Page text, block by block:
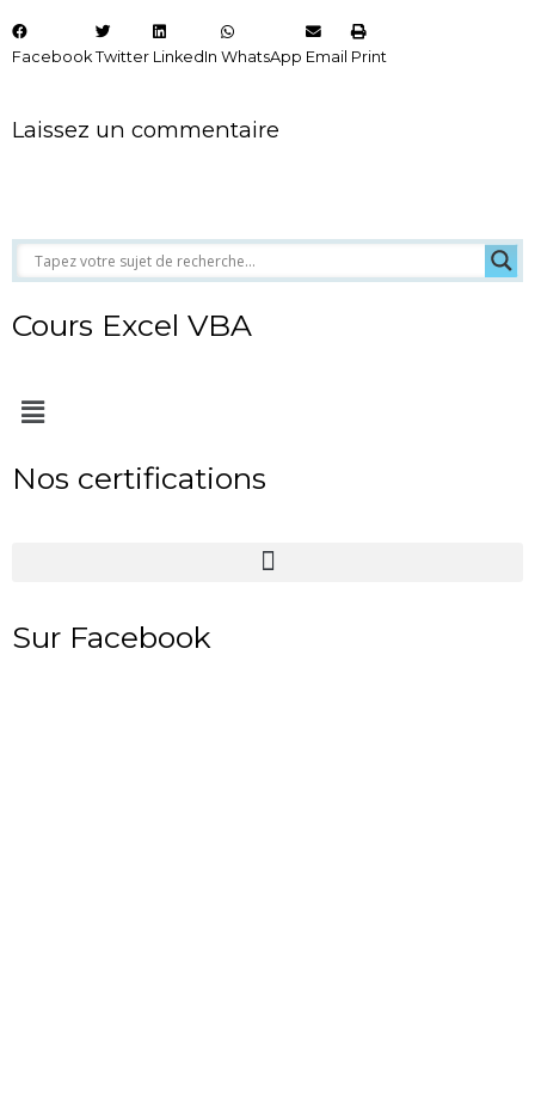
Facebook Twitter LinkedIn WhatsApp Email Print
Laissez un commentaire
Cours Excel VBA
Menu
Nos certifications
Sur Facebook